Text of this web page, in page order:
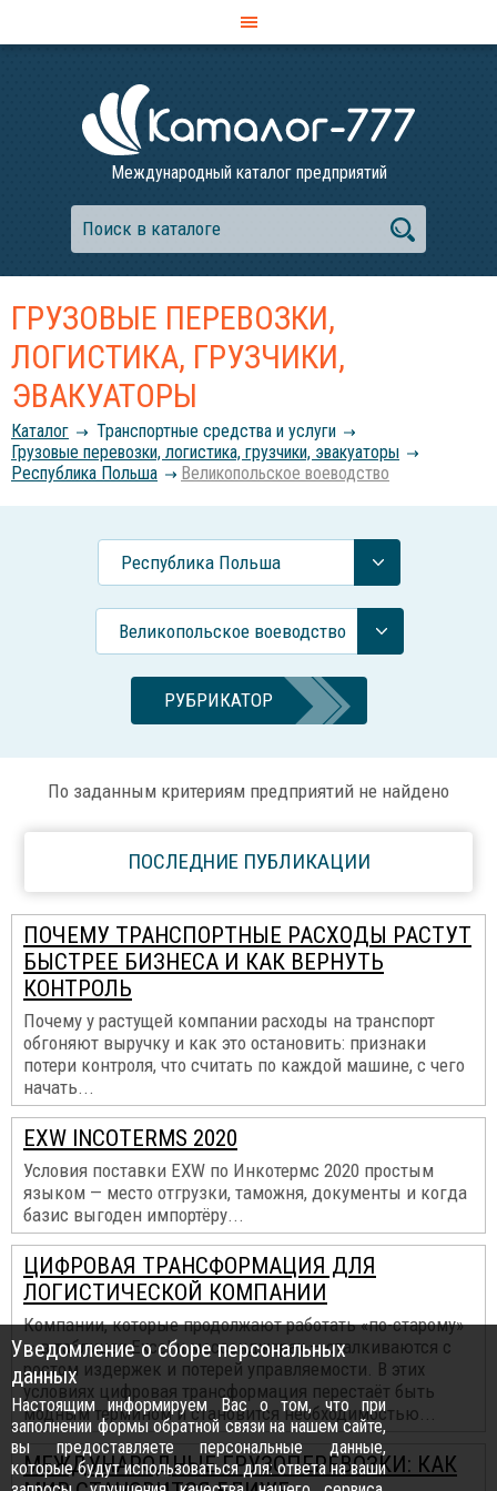
Международный каталог предприятий
ГРУЗОВЫЕ ПЕРЕВОЗКИ,
ЛОГИСТИКА, ГРУЗЧИКИ,
ЭВАКУАТОРЫ
Каталог
Транспортные средства и услуги
Грузовые перевозки, логистика, грузчики, эвакуаторы
Республика Польша
Великопольское воеводство
Республика Польша
Великопольское воеводство
РУБРИКАТОР
По заданным критериям предприятий не найдено
ПОСЛЕДНИЕ ПУБЛИКАЦИИ
ПОЧЕМУ ТРАНСПОРТНЫЕ РАСХОДЫ РАСТУТ
БЫСТРЕЕ БИЗНЕСА И КАК ВЕРНУТЬ
КОНТРОЛЬ
Почему у растущей компании расходы на транспорт
обгоняют выручку и как это остановить: признаки
потери контроля, что считать по каждой машине, с чего
начать...
EXW INCOTERMS 2020
Условия поставки EXW по Инкотермс 2020 простым
языком — место отгрузки, таможня, документы и когда
базис выгоден импортёру...
ЦИФРОВАЯ ТРАНСФОРМАЦИЯ ДЛЯ
ЛОГИСТИЧЕСКОЙ КОМПАНИИ
Компании, которые продолжают работать «по-старому»
— в таблицах Excel и мессенджерах — сталкиваются с
ростом издержек и потерей управляемости. В этих
условиях цифровая трансформация перестаёт быть
модным термином и становится необходимостью...
МЕЖДУНАРОДНЫЕ ГРУЗОПЕРЕВОЗКИ: КАК
Уведомление о сборе персональных
данных
Настоящим информируем Вас о том, что при
заполнении формы обратной связи на нашем сайте,
вы предоставляете персональные данные,
которые будут использоваться для: ответа на ваши